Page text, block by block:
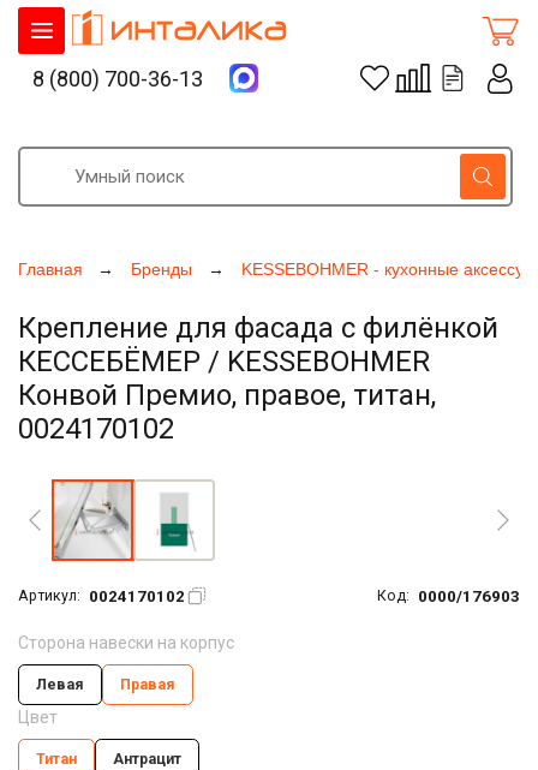
Главная Бренды KESSEBOHMER - кухонные
Крепление для фасада с филёнкой
КЕССЕБЁМЕР / KESSEBOHMER
Конвой Премио, правое, титан,
0024170102
Артикул: 0024170102 Код: 0000/176903
Сторона навески на корпус
Левая Правая
Цвет
Титан Антрацит
8 (800) 700-36-13